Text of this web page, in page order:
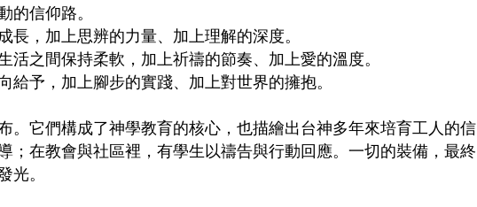
的信仰路。
長，加上思辨的力量、加上理解的深度。
活之間保持柔軟，加上祈禱的節奏、加上愛的溫度。
給予，加上腳步的實踐、加上對世界的擁抱。
。它們構成了神學教育的核心，也描繪出台神多年來培育工人的信
；在教會與社區裡，有學生以禱告與行動回應。一切的裝備，最終
。